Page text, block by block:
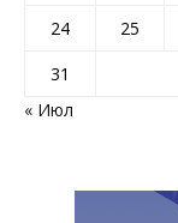
24
25
31
« Июл